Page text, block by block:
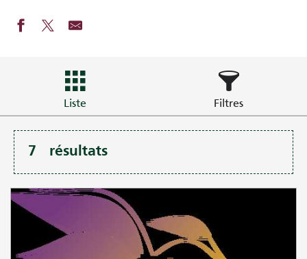
Liste Filtres
7 résultats